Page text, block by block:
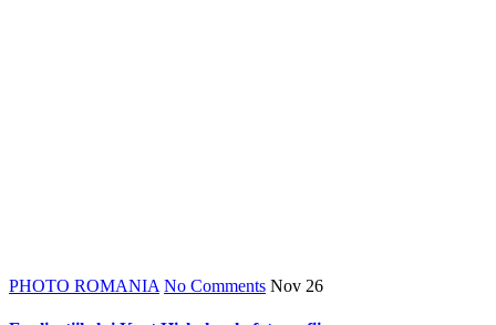
PHOTO ROMANIA No Comments Nov 26